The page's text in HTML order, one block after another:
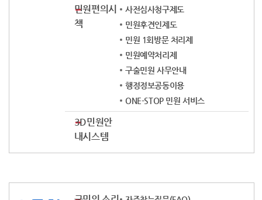
민원편의시
책
사전심사청구제도
민원후견인제도
민원 1회방문 처리제
민원예약처리제
구술민원 사무안내
행정정보공동이용
ONE-STOP 민원 서비스
3D민원안
내시스템